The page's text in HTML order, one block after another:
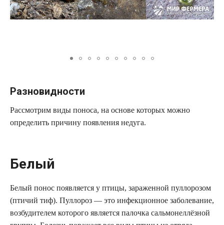
Разновидности
Рассмотрим виды поноса, на основе которых можно
определить причину появления недуга.
Белый
Белый понос появляется у птицы, зараженной пуллорозом
(птичий тиф). Пуллороз — это инфекционное заболевание,
возбудителем которого является палочка сальмонеллёзной